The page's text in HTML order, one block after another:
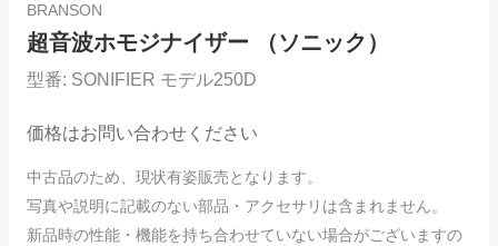
BRANSON
超音波ホモジナイザー （ソニック）
型番: SONIFIER モデル250D
価格はお問い合わせください
中古品のため、現状有姿販売となります。
写真や説明に記載のない部品・アクセサリは含まれません。
新品時の性能・機能を持ち合わせていない場合がございますの